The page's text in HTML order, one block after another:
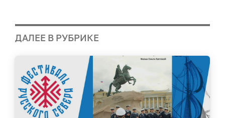
ДАЛЕЕ В РУБРИКЕ